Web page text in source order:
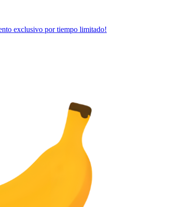
exclusivo por tiempo limitado!